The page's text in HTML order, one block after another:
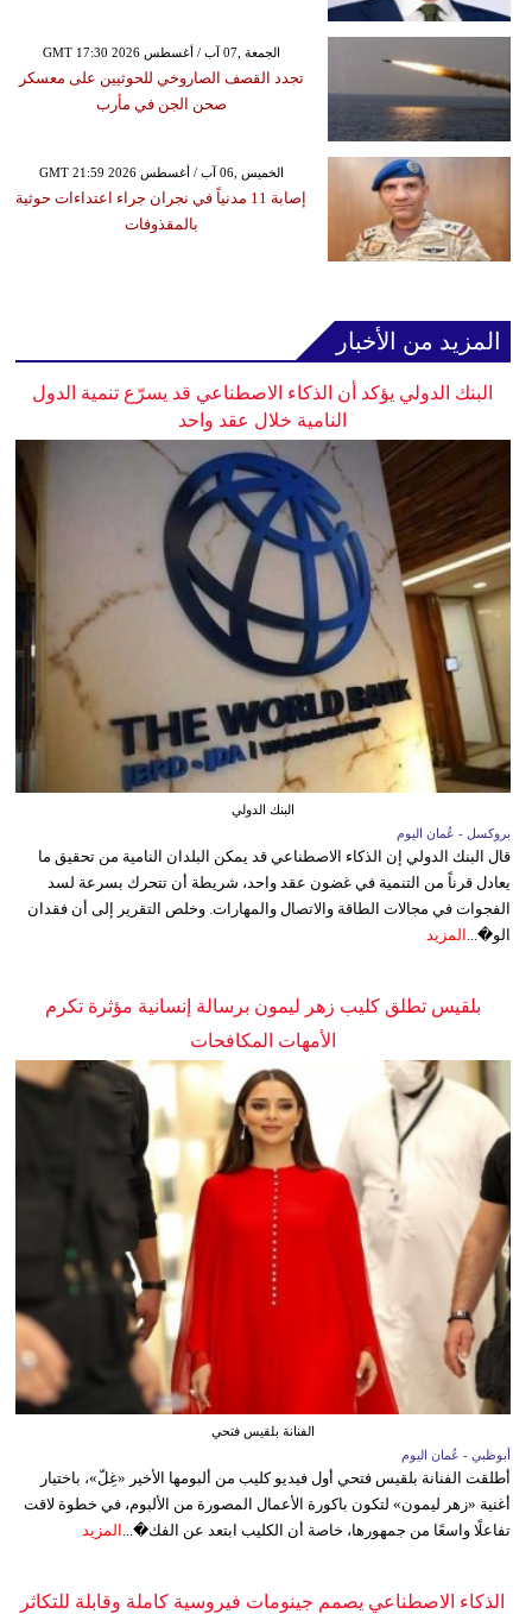
GMT 17:30 2026 الجمعة ,07 آب / أغسطس
تجدد القصف الصاروخي للحوثيين على معسكر
صحن الجن في مأرب
GMT 21:59 2026 الخميس ,06 آب / أغسطس
إصابة 11 مدنياً في نجران جراء اعتداءات حوثية
بالمقذوفات
المزيد من الأخبار
البنك الدولي يؤكد أن الذكاء الاصطناعي قد يسرّع تنمية الدول
النامية خلال عقد واحد
البنك الدولي
بروكسل - عُمان اليوم
قال البنك الدولي إن الذكاء الاصطناعي قد يمكن البلدان النامية من تحقيق ما
يعادل قرناً من التنمية في غضون عقد واحد، شريطة أن تتحرك بسرعة لسد
الفجوات في مجالات الطاقة والاتصال والمهارات. وخلص التقرير إلى أن فقدان
الو�... المزيد
بلقيس تطلق كليب زهر ليمون برسالة إنسانية مؤثرة تكرم
الأمهات المكافحات
الفنانة بلقيس فتحي
أبوظبي - عُمان اليوم
أطلقت الفنانة بلقيس فتحي أول فيديو كليب من ألبومها الأخير «غِلّ»، باختيار
أغنية «زهر ليمون» لتكون باكورة الأعمال المصورة من الألبوم، في خطوة لاقت
تفاعلًا واسعًا من جمهورها، خاصة أن الكليب ابتعد عن الفك�... المزيد
الذكاء الاصطناعي يصمم جينومات فيروسية كاملة وقابلة للتكاثر